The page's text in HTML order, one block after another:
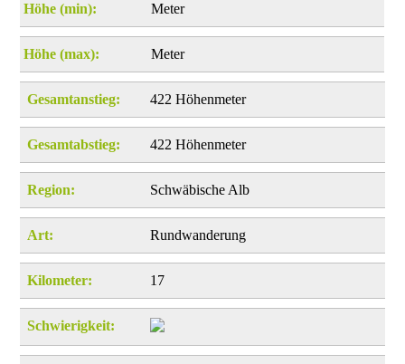
Höhe (min): Meter
Höhe (max): Meter
Gesamtanstieg: 422 Höhenmeter
Gesamtabstieg: 422 Höhenmeter
Region: Schwäbische Alb
Art: Rundwanderung
Kilometer: 17
Schwierigkeit: